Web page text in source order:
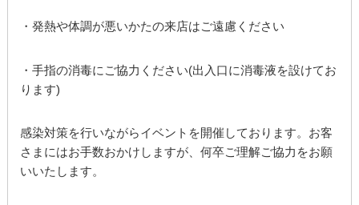
・発熱や体調が悪いかたの来店はご遠慮ください
・手指の消毒にご協力ください(出入口に消毒液を設けてお
ります)
感染対策を行いながらイベントを開催しております。お客
さまにはお手数おかけしますが、何卒ご理解ご協力をお願
いいたします。